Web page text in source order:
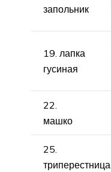
запольник
19. лапка
гусиная
22.
машко
25.
триперестница